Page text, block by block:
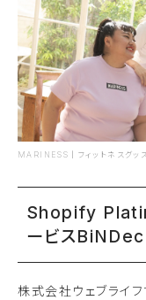
MARINESS｜フィットネスグ
Shopify
ービスBiNDec
株式会社ウェブライ